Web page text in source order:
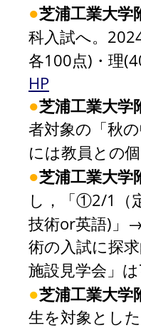
●芝浦工業大
科入試へ。
各100点)・理
HP
●芝浦工業大
者対象の「秋
には教員との
●芝浦工業大
し，「①2/1（
技術or英語)」
術の入試に探
施設見学会」
●芝浦工業大
生を対象とし